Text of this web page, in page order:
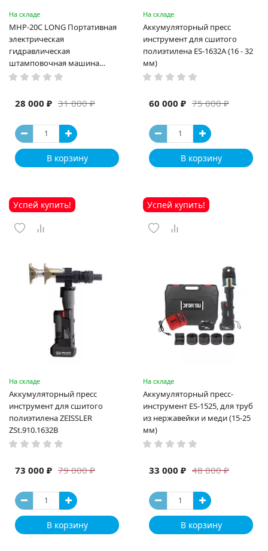
На складе
MHP-20C LONG Портативная
электрическая
гидравлическая
штамповочная машина
высокая мощность и мощный
машина
31 000 ₽
28 000 ₽
В корзину
На складе
Аккумуляторный пресс
инструмент для сшитого
полиэтилена ES-1632A (16 - 32
мм)
75 000 ₽
60 000 ₽
В корзину
Успей купить!
На складе
Аккумуляторный пресс
инструмент для сшитого
полиэтилена ZEISSLER
ZSt.910.1632B
79 000 ₽
73 000 ₽
В корзину
Успей купить!
На складе
Аккумуляторный пресс-
инструмент ES-1525, для труб
из нержавейки и меди (15-25
мм)
48 000 ₽
33 000 ₽
В корзину